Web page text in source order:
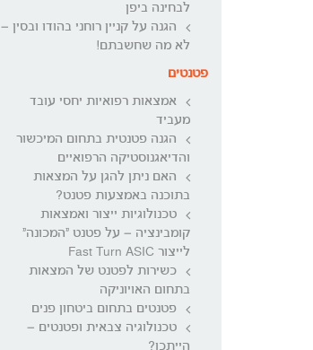
לבחינה ביפן
הגנה על קניין רוחני בהודו ובסין –
לא מה שחשבתם!
פטנטים
אמצאות רפואיות יחסי עובד
מעביד
הגנה פטנטית בתחום המיכשור
והדיאגנוסטיקה הרפואיים
האם ניתן להגן על המצאות
בתוכנה באמצעות פטנט?
טכנולוגיות ייצור ואמצאות
קומבינציה – על פטנט "המכונה"
לייצור Fast Turn ASIC
כשירות לפטנט של המצאות
בתחום האויוניקה
פטנטים בתחום ביטחון פנים
טכנולוגיה צבאית ופטנטים –
הייתכן?